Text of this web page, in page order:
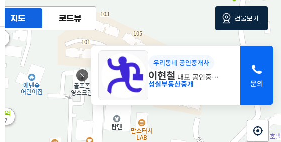
억
101m²
우리동네 공인중개사
이현철 대표 공인중개사
성실부동산중개
지도 로드뷰 건물보기